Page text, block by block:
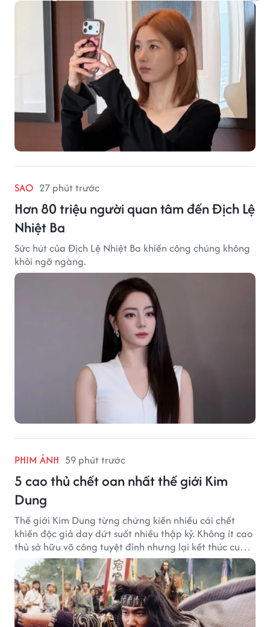
SAO 27 phút trước
Hơn 80 triệu người quan tâm đến Địch Lệ
Nhiệt Ba
Sức hút của Địch Lệ Nhiệt Ba khiến công chúng không
khỏi ngỡ ngàng.
PHIM ẢNH 59 phút trước
5 cao thủ chết oan nhất thế giới Kim
Dung
Thế giới Kim Dung từng chứng kiến nhiều cái chết
khiến độc giả day dứt suốt nhiều thập kỷ. Không ít cao
thủ sở hữu võ công tuyệt đỉnh nhưng lại kết thúc cuộc
đời trong hoàn cảnh đầy tiếc nuối.